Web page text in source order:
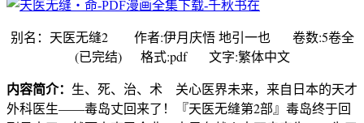
别名：天医无缝2 作者:伊月庆悟 地引一也 卷数:5卷全
(已完结) 格式:pdf 文字:繁体中文
内容简介： 生、死、治、术 关心医界未来，来自日本的天才
外科医生——毒岛丈回来了！『天医无缝第2部』毒岛终于回